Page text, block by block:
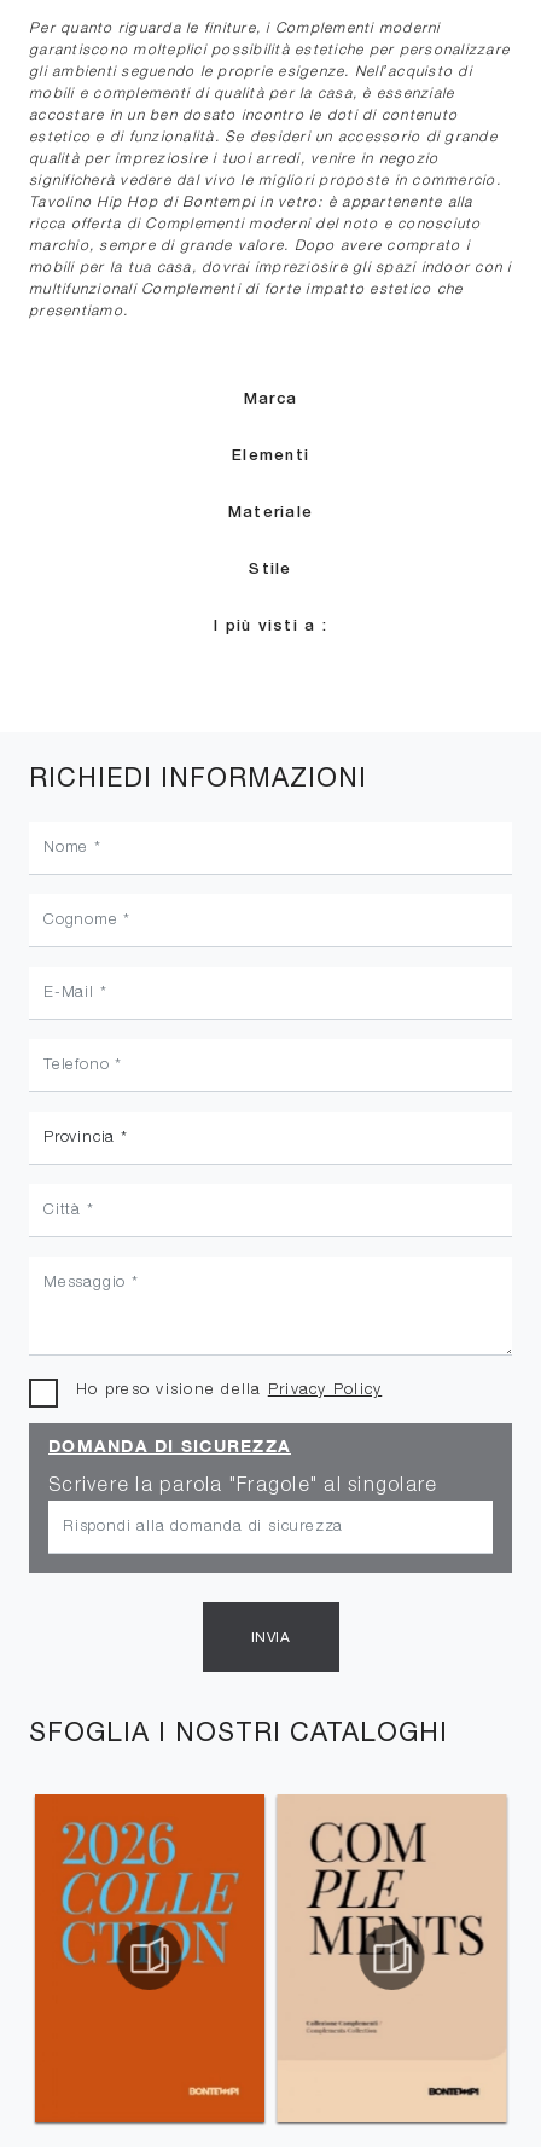
Per quanto riguarda le finiture, i Complementi moderni
garantiscono molteplici possibilità estetiche per personalizzare
gli ambienti seguendo le proprie esigenze. Nell’acquisto di
mobili e complementi di qualità per la casa, è essenziale
accostare in un ben dosato incontro le doti di contenuto
estetico e di funzionalità. Se desideri un accessorio di grande
qualità per impreziosire i tuoi arredi, venire in negozio
significherà vedere dal vivo le migliori proposte in commercio.
Tavolino Hip Hop di Bontempi in vetro: è appartenente alla
ricca offerta di Complementi moderni del noto e conosciuto
marchio, sempre di grande valore. Dopo avere comprato i
mobili per la tua casa, dovrai impreziosire gli spazi indoor con i
multifunzionali Complementi di forte impatto estetico che
presentiamo.
Marca
Elementi
Materiale
Stile
I più visti a :
SFOGLIA I NOSTRI CATALOGHI
RICHIEDI INFORMAZIONI
Ho preso visione della Privacy Policy
DOMANDA DI SICUREZZA
Scrivere la parola "Fragole" al singolare
INVIA